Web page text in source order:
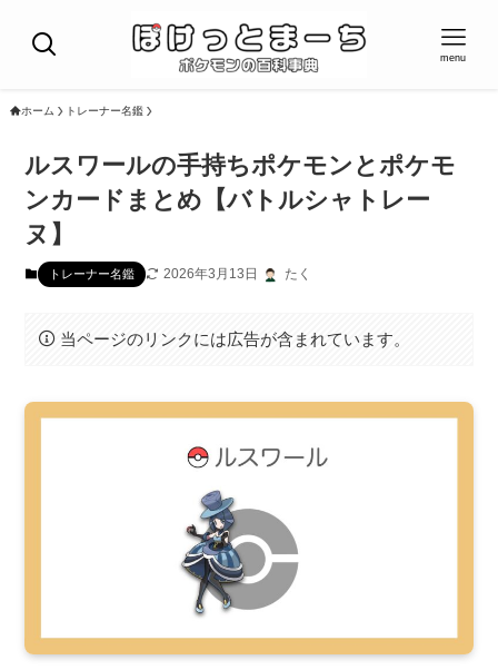
menu
ホーム トレーナー名鑑
ルスワールの手持ちポケモンとポケモ
ンカードまとめ【バトルシャトレー
ヌ】
トレーナー名鑑 2026年3月13日 たく
当ページのリンクには広告が含まれています。